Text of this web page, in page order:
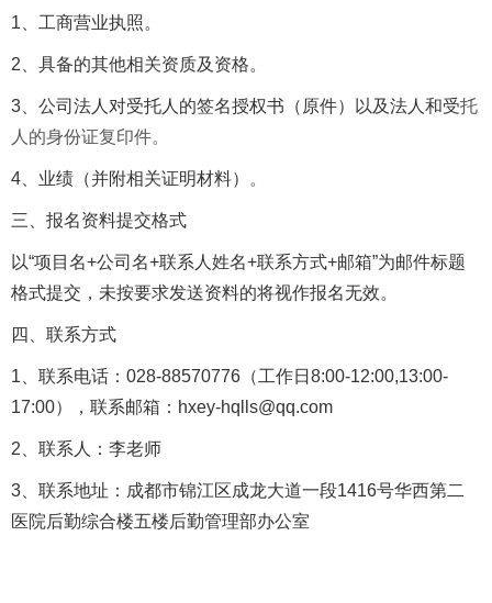
1、 工商营业执照。
2、 具备的其他相关资质及资格。
3、 公司法人对受托人的签名授权书（原件）以及法人和受托
人的身份证复印件。
4、业绩 （并附相关证明材料） 。
三、 报名资料提交格式
以“项目名+公司名+联系人姓名+联系方式+邮箱”为邮件标题
格式提交 ， 未按要求发送资料的将视作报名无效。
四、 联系方式
1、 联系电话： 028-88570776 （工作日 8:00-12:00,13:00-
17:00） ，联系邮箱： hxey-hqlls@qq.com
2、 联系人：李老师
3、 联系地址：成都市锦江区成龙大道一段1416号华西第二
医院后勤综合楼五楼后勤管理部办公室